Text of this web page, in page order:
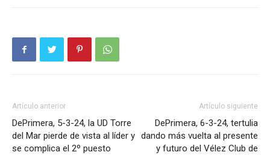
Artículo anterior
DePrimera, 5-3-24, la UD Torre
del Mar pierde de vista al líder y
se complica el 2º puesto
Artículo siguiente
DePrimera, 6-3-24, tertulia
dando más vuelta al presente
y futuro del Vélez Club de